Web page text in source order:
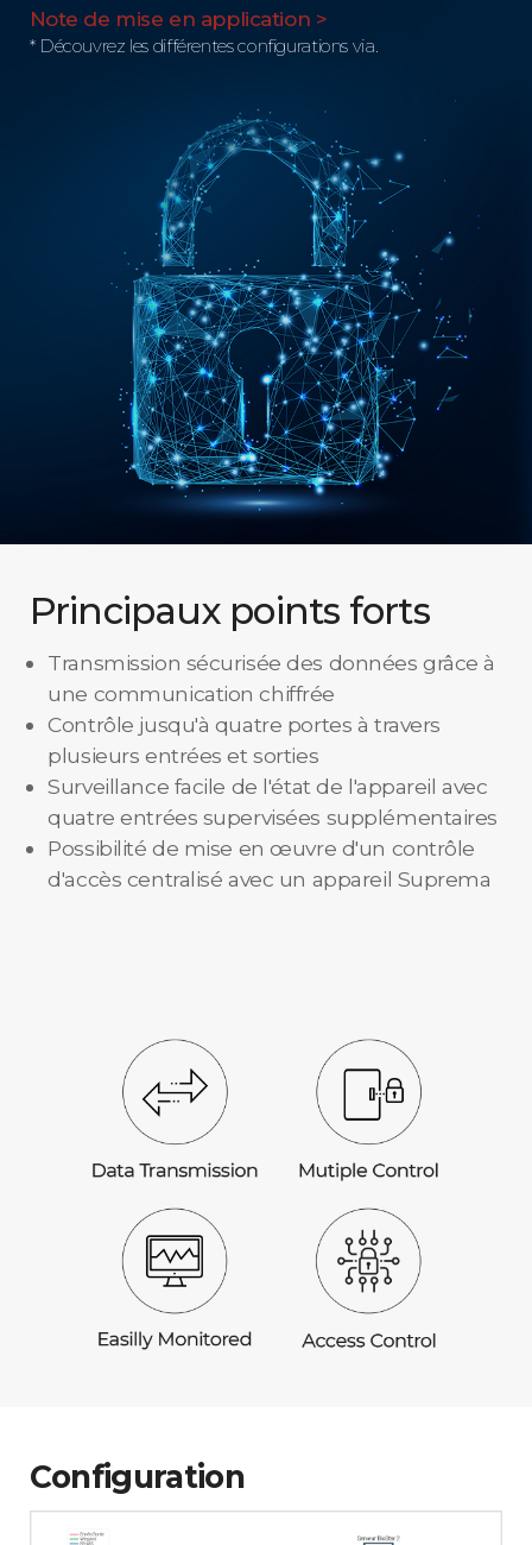
Note de mise en application >
* Découvrez les différentes configurations via.
Principaux points forts
Transmission sécurisée des données grâce à
une communication chiffrée
Contrôle jusqu'à quatre portes à travers
plusieurs entrées et sorties
Surveillance facile de l'état de l'appareil avec
quatre entrées supervisées supplémentaires
Possibilité de mise en œuvre d'un contrôle
d'accès centralisé avec un appareil Suprema
Configuration